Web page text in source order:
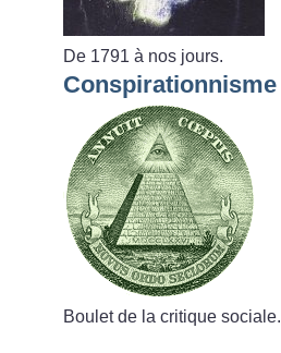
De 1791 à nos jours.
Conspirationnisme
Boulet de la critique sociale.